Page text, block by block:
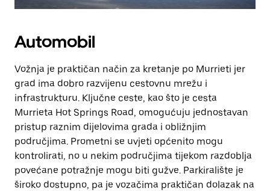
Automobil
Vožnja je praktičan način za kretanje po Murrieti jer
grad ima dobro razvijenu cestovnu mrežu i
infrastrukturu. Ključne ceste, kao što je cesta
Murrieta Hot Springs Road, omogućuju jednostavan
pristup raznim dijelovima grada i obližnjim
područjima. Prometni se uvjeti općenito mogu
kontrolirati, no u nekim područjima tijekom razdoblja
povećane potražnje mogu biti gužve. Parkiralište je
široko dostupno, pa je vozačima praktičan dolazak na